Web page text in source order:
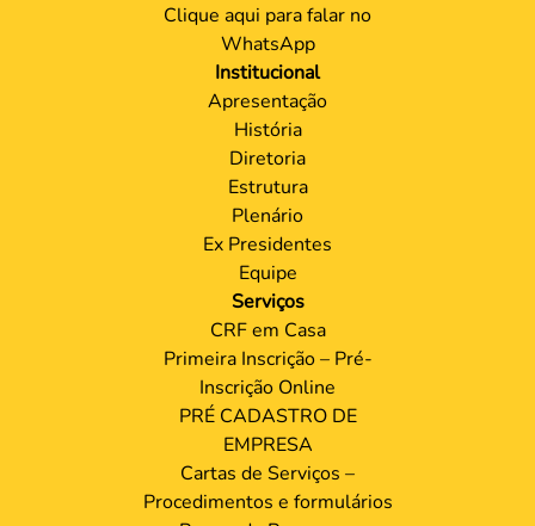
Clique aqui para falar no
WhatsApp
Institucional
Apresentação
História
Diretoria
Estrutura
Plenário
Ex Presidentes
Equipe
Serviços
CRF em Casa
Primeira Inscrição – Pré-
Inscrição Online
PRÉ CADASTRO DE
EMPRESA
Cartas de Serviços –
Procedimentos e formulários